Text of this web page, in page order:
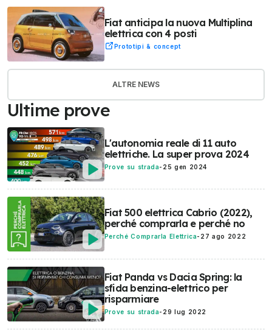
Fiat anticipa la nuova Multiplina
elettrica con 4 posti
Prototipi & concept
ALTRE NEWS
Ultime prove
L'autonomia reale di 11 auto
elettriche. La super prova 2024
Prove su strada- 25 gen 2024
Fiat 500 elettrica Cabrio (2022),
perché comprarla e perché no
Perché Comprarla Elettrica- 27 ago 2022
Fiat Panda vs Dacia Spring: la
sfida benzina-elettrico per
risparmiare
Prove su strada- 29 lug 2022